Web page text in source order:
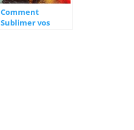
Comment
Sublimer vos